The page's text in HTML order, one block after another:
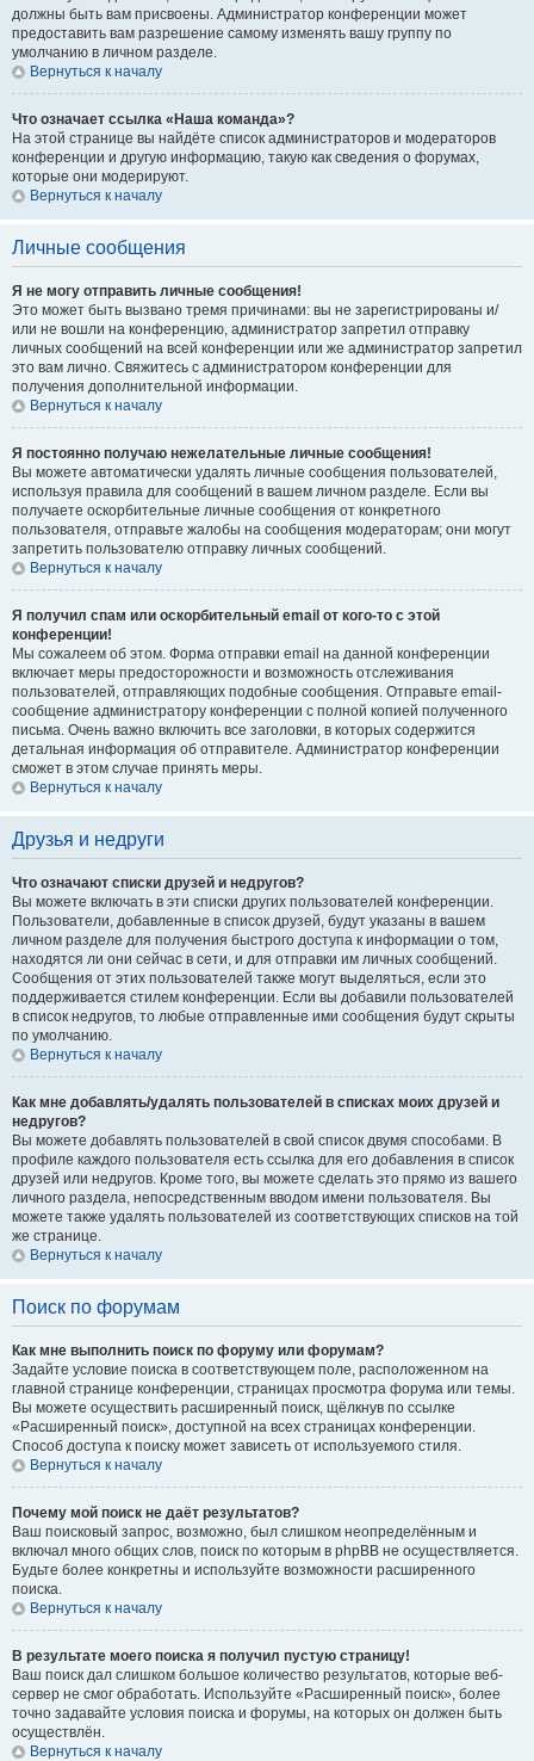
должны быть вам присвоены. Администратор конференции может
предоставить вам разрешение самому изменять вашу группу по
умолчанию в личном разделе.
Вернуться к началу
Что означает ссылка «Наша команда»?
На этой странице вы найдёте список администраторов и модераторов
конференции и другую информацию, такую как сведения о форумах,
которые они модерируют.
Вернуться к началу
Личные сообщения
Я не могу отправить личные сообщения!
Это может быть вызвано тремя причинами: вы не зарегистрированы и/
или не вошли на конференцию, администратор запретил отправку
личных сообщений на всей конференции или же администратор запретил
это вам лично. Свяжитесь с администратором конференции для
получения дополнительной информации.
Вернуться к началу
Я постоянно получаю нежелательные личные сообщения!
Вы можете автоматически удалять личные сообщения пользователей,
используя правила для сообщений в вашем личном разделе. Если вы
получаете оскорбительные личные сообщения от конкретного
пользователя, отправьте жалобы на сообщения модераторам; они могут
запретить пользователю отправку личных сообщений.
Вернуться к началу
Я получил спам или оскорбительный email от кого-то с этой
конференции!
Мы сожалеем об этом. Форма отправки email на данной конференции
включает меры предосторожности и возможность отслеживания
пользователей, отправляющих подобные сообщения. Отправьте email-
сообщение администратору конференции с полной копией полученного
письма. Очень важно включить все заголовки, в которых содержится
детальная информация об отправителе. Администратор конференции
сможет в этом случае принять меры.
Вернуться к началу
Друзья и недруги
Что означают списки друзей и недругов?
Вы можете включать в эти списки других пользователей конференции.
Пользователи, добавленные в список друзей, будут указаны в вашем
личном разделе для получения быстрого доступа к информации о том,
находятся ли они сейчас в сети, и для отправки им личных сообщений.
Сообщения от этих пользователей также могут выделяться, если это
поддерживается стилем конференции. Если вы добавили пользователей
в список недругов, то любые отправленные ими сообщения будут скрыты
по умолчанию.
Вернуться к началу
Как мне добавлять/удалять пользователей в списках моих друзей и
недругов?
Вы можете добавлять пользователей в свой список двумя способами. В
профиле каждого пользователя есть ссылка для его добавления в список
друзей или недругов. Кроме того, вы можете сделать это прямо из вашего
личного раздела, непосредственным вводом имени пользователя. Вы
можете также удалять пользователей из соответствующих списков на той
же странице.
Вернуться к началу
Поиск по форумам
Как мне выполнить поиск по форуму или форумам?
Задайте условие поиска в соответствующем поле, расположенном на
главной странице конференции, страницах просмотра форума или темы.
Вы можете осуществить расширенный поиск, щёлкнув по ссылке
«Расширенный поиск», доступной на всех страницах конференции.
Способ доступа к поиску может зависеть от используемого стиля.
Вернуться к началу
Почему мой поиск не даёт результатов?
Ваш поисковый запрос, возможно, был слишком неопределённым и
включал много общих слов, поиск по которым в phpBB не осуществляется.
Будьте более конкретны и используйте возможности расширенного
поиска.
Вернуться к началу
В результате моего поиска я получил пустую страницу!
Ваш поиск дал слишком большое количество результатов, которые веб-
сервер не смог обработать. Используйте «Расширенный поиск», более
точно задавайте условия поиска и форумы, на которых он должен быть
осуществлён.
Вернуться к началу